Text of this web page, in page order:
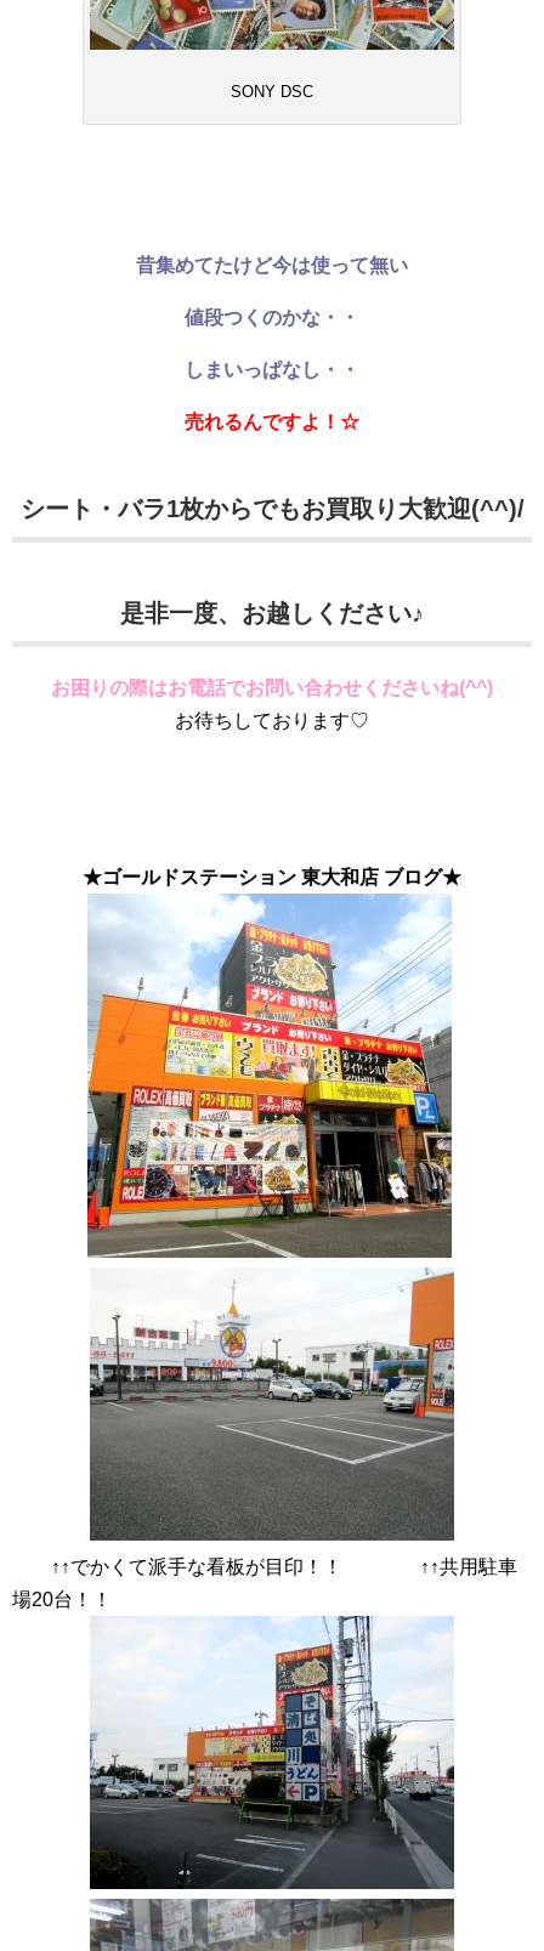
SONY DSC
昔集めてたけど今は使って無い
値段つくのかな・・
しまいっぱなし・・
売れるんですよ！☆
シート・バラ1枚からでもお買取り大歓迎(^^)/
是非一度、お越しください♪
お困りの際はお電話でお問い合わせくださいね(^^)
お待ちしております♡
★ゴールドステーション 東大和店 ブログ★
↑↑でかくて派手な看板が目印！！ ↑↑共用駐車
場20台！！